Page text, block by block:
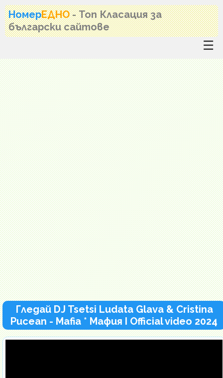
НомерЕДНО - Топ Класация за
български сайтове
☰
Гледай DJ Tsetsi Ludata Glava & Cristina
Pucean - Mafia * Мафия I Official video 2024